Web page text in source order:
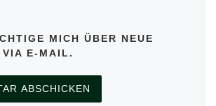
MICH ÜBER NEUE
VIA E-MAIL.